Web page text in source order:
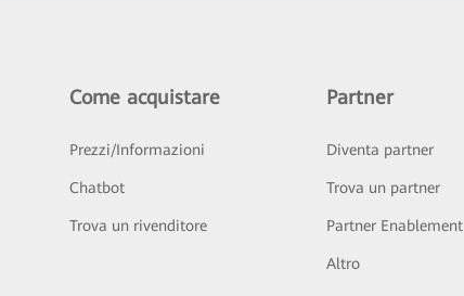
Come acquistare
Prezzi/Informazioni
Chatbot
Trova un rivenditore
Partner
Diventa partner
Trova un partner
Partner Enablement
Altro